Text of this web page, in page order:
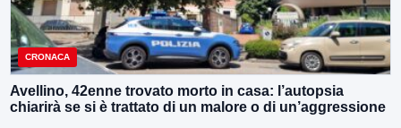
CRONACA
Avellino, 42enne trovato morto in casa: l’autopsia
chiarirà se si è trattato di un malore o di un’aggressione